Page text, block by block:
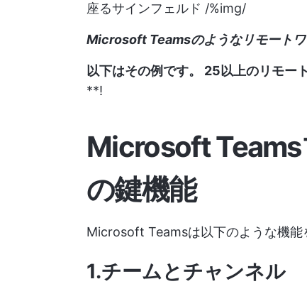
座るサインフェルド /%img/
Microsoft Teamsのようなリモート
以下はその例です。 25以上のリモー
**!
Microsoft
の鍵機能
Microsoft Teamsは以下のような機能
1.チームとチャンネル